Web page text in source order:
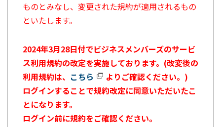
ものとみなし、変更された規約が適用されるもの
といたします。
2024年3月28日付でビジネスメンバーズのサービ
ス利用規約の改定を実施しております。(改変後の
利用規約は、 こちら
よりご確認ください。)
ログインすることで規約改定に同意いただいたこ
とになります。
ログイン前に規約をご確認ください。